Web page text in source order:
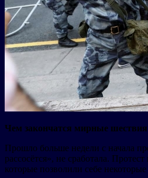
Чем закончатся мирные шествия
Прошло больше недели с начала
рассосётся», не сработала.
которые позволили себе